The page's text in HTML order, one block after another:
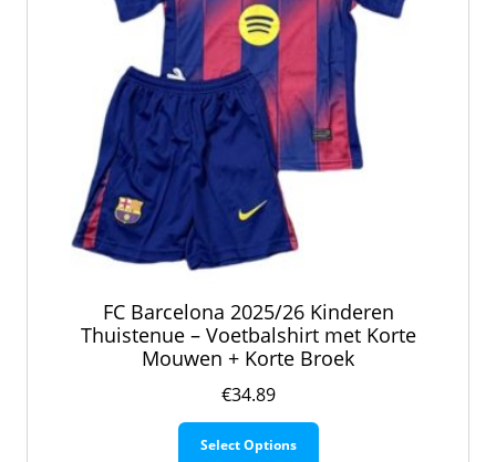
FC Barcelona 2025/26 Kinderen
Thuistenue – Voetbalshirt met Korte
Mouwen + Korte Broek
€34.89
Select Options
Dit